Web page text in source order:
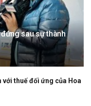
sau sự thành
với thuế đối ứng của Hoa